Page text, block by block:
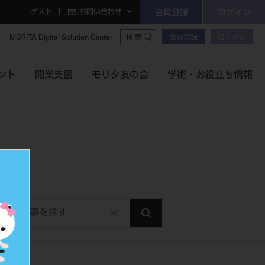
ゲスト お問い合わせ 会員登録
MORITA Digital Solution Center 検索 会員登録
ト 開業支援 モリタ友の会 学術・お役立ち情報